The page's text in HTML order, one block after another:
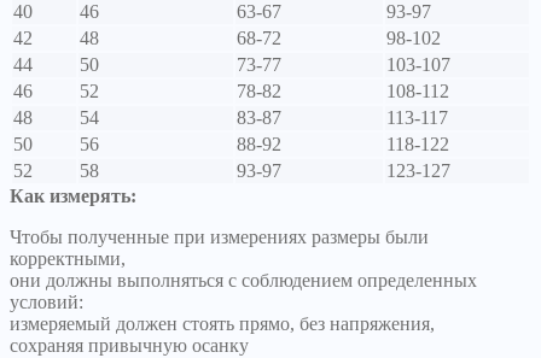
40
46 63-67
93-97
42
48 68-72
98-102
44
50 73-77
103-107
46
52 78-82
108-112
48
54 83-87
113-117
50
56 88-92
118-122
52
58 93-97
123-127
Как измерять:
Чтобы полученные при измерениях размеры были
корректными,
они должны выполняться с соблюдением определенных
условий:
измеряемый должен стоять прямо, без напряжения,
сохраняя привычную осанку